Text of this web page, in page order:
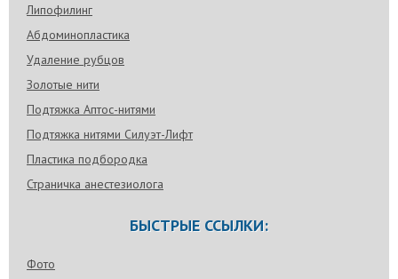
Липофилинг
Абдоминопластика
Удаление рубцов
Золотые нити
Подтяжка Аптос-нитями
Подтяжка нитями Силуэт-Лифт
Пластика подбородка
Страничка анестезиолога
БЫСТРЫЕ ССЫЛКИ:
Фото